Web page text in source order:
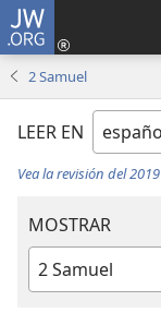
JW.ORG
2 Samuel
LEER EN
Vea la revisión del 2019
MOSTRAR
Libro